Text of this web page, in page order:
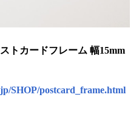
トカードフレーム 幅15mm
SHOP/postcard_frame.html